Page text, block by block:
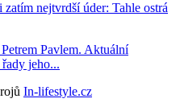
nejtvrdší úder: Tahle ostrá
Pavlem. Aktuální
jeho...
In-lifestyle.cz